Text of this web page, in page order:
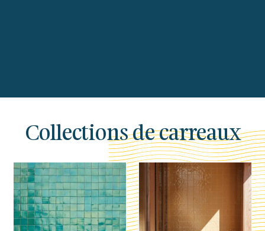
Collections de carreaux